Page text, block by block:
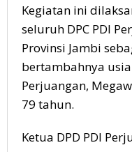
Kegiatan ini
seluruh DPC PDI
Provinsi Jambi
bertambahnya
Perjuangan,
79 tahun.
Ketua DPD PDI